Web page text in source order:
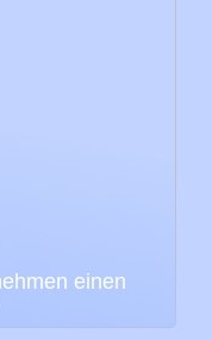
einen